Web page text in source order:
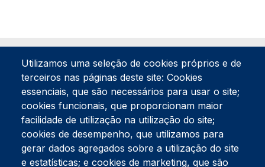
Tel:234 390 100Fax:234 390 100
Endereço Postal
Apartado 42
Utilizamos uma seleção de cookies próprios e de
terceiros nas páginas deste site: Cookies
essenciais, que são necessários para usar o site;
cookies funcionais, que proporcionam maior
facilidade de utilização na utilização do site;
cookies de desempenho, que utilizamos para
gerar dados agregados sobre a utilização do site
e estatísticas; e cookies de marketing, que são